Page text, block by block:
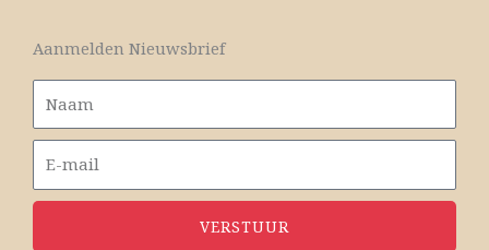
Aanmelden Nieuwsbrief
VERSTUUR